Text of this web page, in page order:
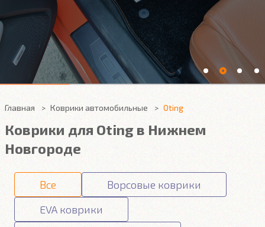
Главная Коврики автомобильные Oting
Коврики для Oting в Нижнем
Новгороде
Все
Ворсовые коврики
EVA коврики